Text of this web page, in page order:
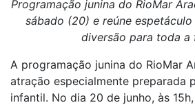
Programação junina do RioMar
sábado (20) e reúne
diversão para toda a
A programação junina do RioMar
atração especialmente preparada
infantil. No dia 20 de junho, às